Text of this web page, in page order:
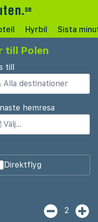
Hyrbil Sista
till Polen
till
hemresa
Direktflyg
2